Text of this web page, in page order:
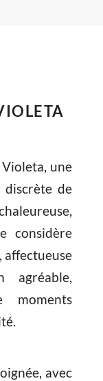
Violeta, une
discrète de
considère
affectueuse
agréable,
avec